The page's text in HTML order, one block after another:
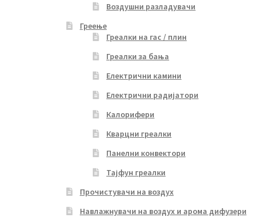
Воздушни разладувачи
Греење
Греалки на гас / плин
Греалки за бања
Електрични камини
Електрични радијатори
Калорифери
Кварцни греалки
Панелни конвектори
Тајфун греалки
Прочистувачи на воздух
Навлажнувачи на воздух и арома дифузери